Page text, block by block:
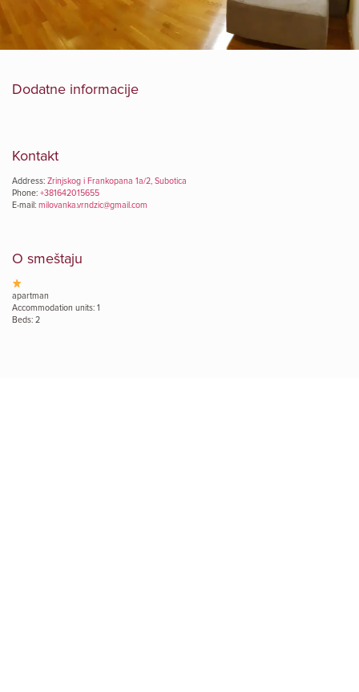
Dodatne informacije
Kontakt
Address: Zrinjskog i Frankopana 1a/2, Subotica
Phone: +381642015655
E-mail: milovanka.vrndzic@gmail.com
O smeštaju
apartman
Accommodation units: 1
Beds: 2